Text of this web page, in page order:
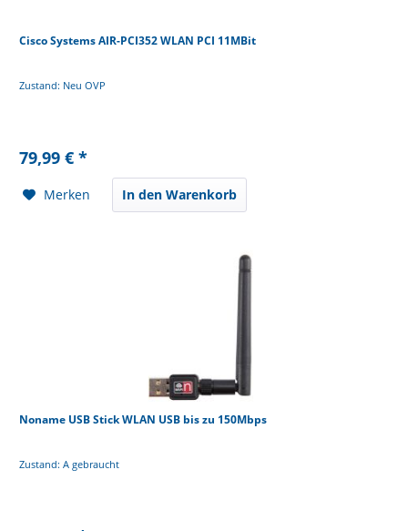
Cisco Systems AIR-PCI352 WLAN PCI 11MBit
Zustand: Neu OVP
79,99 € *
Merken In den Warenkorb
Noname USB Stick WLAN USB bis zu 150Mbps
Zustand: A gebraucht